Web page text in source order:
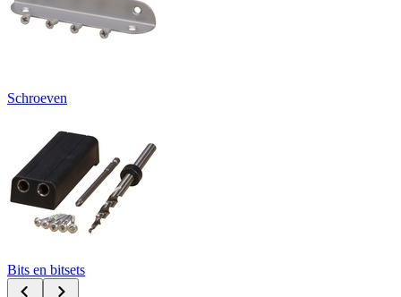
Schroeven
Bits en bitsets